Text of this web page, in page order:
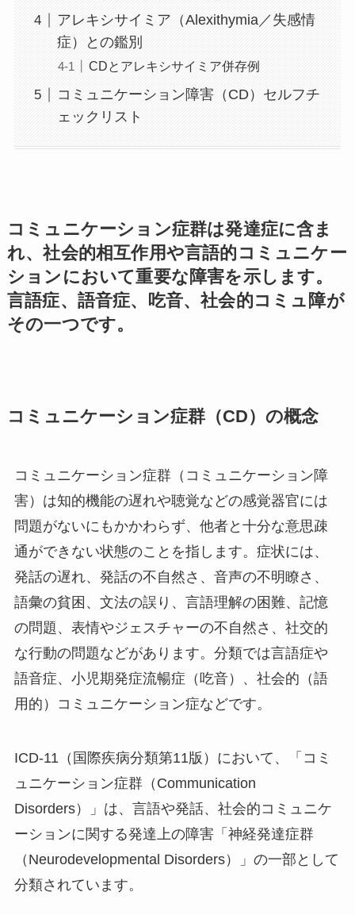
アレキシサイミア（Alexithymia／失感情
症）との鑑別
CDとアレキシサイミア併存例
コミュニケーション障害（CD）セルフチ
ェックリスト
コミュニケーション症群は発達症に含ま
れ、社会的相互作用や言語的コミュニケー
ションにおいて重要な障害を示します。
言語症、語音症、吃音、社会的コミュ障が
その一つです。
コミュニケーション症群（CD）の概念
コミュニケーション症群（コミュニケーション障
害）は知的機能の遅れや聴覚などの感覚器官には
問題がないにもかかわらず、他者と十分な意思疎
通ができない状態のことを指します。症状には、
発話の遅れ、発話の不自然さ、音声の不明瞭さ、
語彙の貧困、文法の誤り、言語理解の困難、記憶
の問題、表情やジェスチャーの不自然さ、社交的
な行動の問題などがあります。分類では言語症や
語音症、小児期発症流暢症（吃音）、社会的（語
用的）コミュニケーション症などです。
ICD-11（国際疾病分類第11版）において、「コミ
ュニケーション症群（Communication
Disorders）」は、言語や発話、社会的コミュニケ
ーションに関する発達上の障害「神経発達症群
（Neurodevelopmental Disorders）」の一部として
分類されています。​